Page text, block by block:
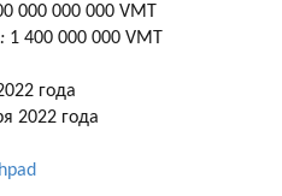
000 000 000 VMT
1 400 000 000 VMT
года
2022 года